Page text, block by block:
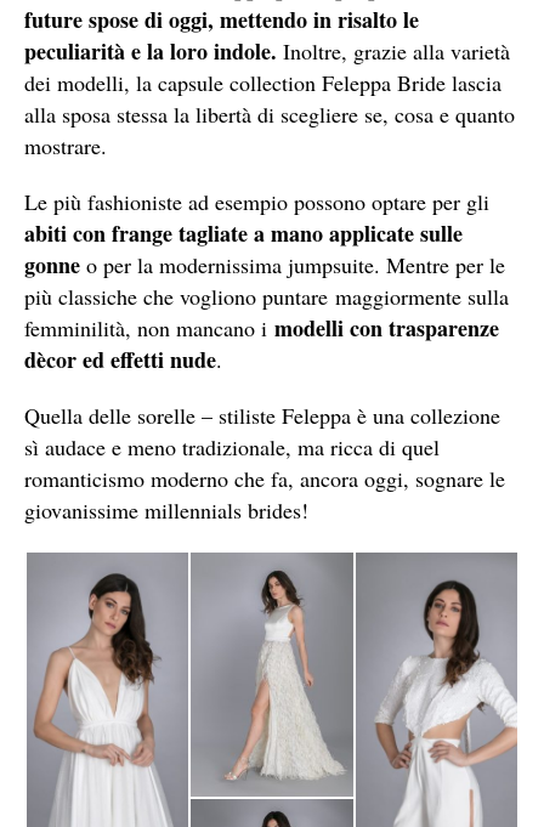
future spose di oggi, mettendo in risalto le
peculiarità e la loro indole. Inoltre, grazie alla varietà
dei modelli, la capsule collection Feleppa Bride lascia
alla sposa stessa la libertà di scegliere se, cosa e quanto
mostrare.
Le più fashioniste ad esempio possono optare per gli
abiti con frange tagliate a mano applicate sulle
gonne o per la modernissima jumpsuite. Mentre per le
più classiche che vogliono puntare maggiormente sulla
femminilità, non mancano i modelli con trasparenze
dècor ed effetti nude.
Quella delle sorelle – stiliste Feleppa è una collezione
sì audace e meno tradizionale, ma ricca di quel
romanticismo moderno che fa, ancora oggi, sognare le
giovanissime millennials brides!